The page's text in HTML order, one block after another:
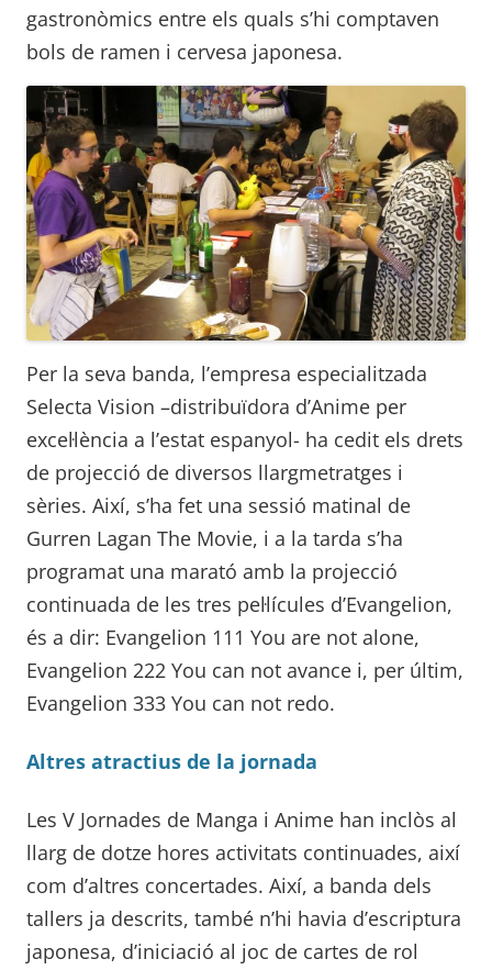
gastronòmics entre els quals s’hi comptaven
bols de ramen i cervesa japonesa.
Per la seva banda, l’empresa especialitzada
Selecta Vision –distribuïdora d’Anime per
excel·lència a l’estat espanyol- ha cedit els drets
de projecció de diversos llargmetratges i
sèries. Així, s’ha fet una sessió matinal de
Gurren Lagan The Movie, i a la tarda s’ha
programat una marató amb la projecció
continuada de les tres pel·lícules d’Evangelion,
és a dir: Evangelion 111 You are not alone,
Evangelion 222 You can not avance i, per últim,
Evangelion 333 You can not redo.
Altres atractius de la jornada
Les V Jornades de Manga i Anime han inclòs al
llarg de dotze hores activitats continuades, així
com d’altres concertades. Així, a banda dels
tallers ja descrits, també n’hi havia d’escriptura
japonesa, d’iniciació al joc de cartes de rol